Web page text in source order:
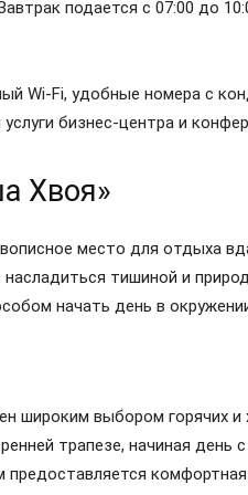
подается с 07:00 до
Wi-Fi, удобные номера с
бизнес-центра и
Хвоя»
место для отдыха
тишиной и
начать день в
широким выбором горячих
трапезе, начиная
предоставляется